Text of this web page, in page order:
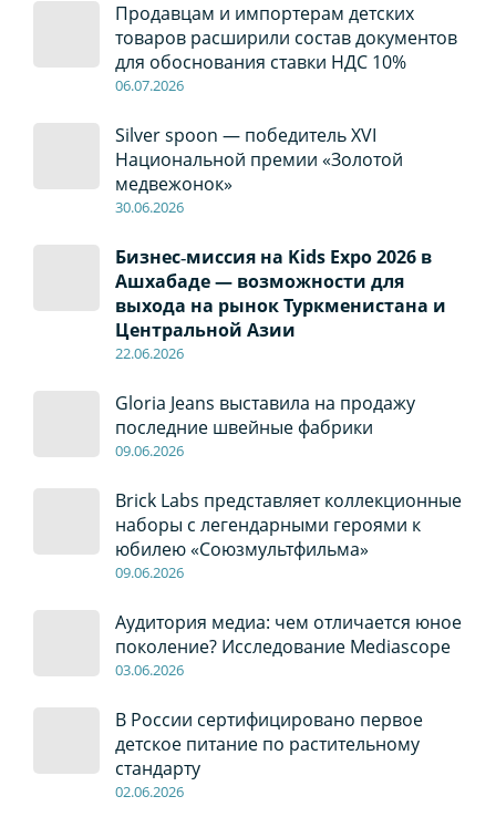
Продавцам и импортерам детских
товаров расширили состав документов
для обоснования ставки НДС 10%
06.07.2026
Silver spoon — победитель XVI
Национальной премии «Золотой
медвежонок»
30.06.2026
Бизнес‑миссия на Kids Expo 2026 в
Ашхабаде — возможности для
выхода на рынок Туркменистана и
Центральной Азии
22.06.2026
Gloria Jeans выставила на продажу
последние швейные фабрики
09.06.2026
Brick Labs представляет коллекционные
наборы с легендарными героями к
юбилею «Союзмультфильма»
09.06.2026
Аудитория медиа: чем отличается юное
поколение? Исследование Mediascope
03.06.2026
В России сертифицировано первое
детское питание по растительному
стандарту
02.06.2026